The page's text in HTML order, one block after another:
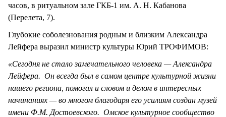
часов, в ритуальном зале ГКБ-1 им. А. Н. Кабанова
(Перелета, 7).
Глубокие соболезнования родным и близким Александра
Лейфера выразил министр культуры Юрий ТРОФИМОВ:
«Сегодня не стало замечательного человека — Александра
Лейфера. Он всегда был в самом центре культурной жизни
нашего региона, помогал и словом и делом в интересных
начинаниях — во многом благодаря его усилиям создан музей
имени Ф.М. Достоевского. Омское культурное сообщество